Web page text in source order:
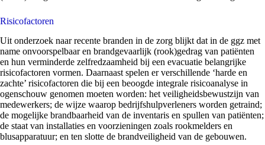
Risicofactoren
Uit onderzoek naar recente branden in de zorg blijkt dat in de ggz met
name onvoorspelbaar en brandgevaarlijk (rook)gedrag van patiënten
en hun verminderde zelfredzaamheid bij een evacuatie belangrijke
risicofactoren vormen. Daarnaast spelen er verschillende ‘harde en
zachte’ risicofactoren die bij een beoogde integrale risicoanalyse in
ogenschouw genomen moeten worden: het veiligheidsbewustzijn van
medewerkers; de wijze waarop bedrijfshulpverleners worden getraind;
de mogelijke brandbaarheid van de inventaris en spullen van patiënten;
de staat van installaties en voorzieningen zoals rookmelders en
blusapparatuur; en ten slotte de brandveiligheid van de gebouwen.